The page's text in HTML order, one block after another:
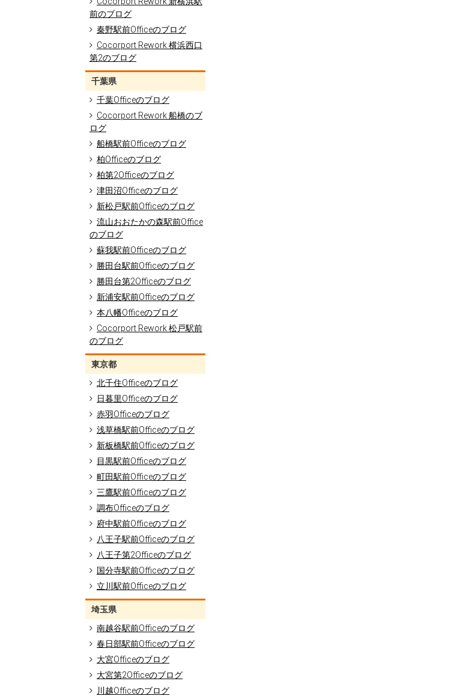
前のブログ
秦野駅前Officeのブログ
Cocorport Rework 横浜西口
第2のブログ
千葉県
千葉Officeのブログ
Cocorport Rework 船橋のブ
ログ
船橋駅前Officeのブログ
柏Officeのブログ
柏第2Officeのブログ
津田沼Officeのブログ
新松戸駅前Officeのブログ
流山おおたかの森駅前Office
のブログ
蘇我駅前Officeのブログ
勝田台駅前Officeのブログ
勝田台第2Officeのブログ
新浦安駅前Officeのブログ
本八幡Officeのブログ
Cocorport Rework 松戸駅前
のブログ
東京都
北千住Officeのブログ
日暮里Officeのブログ
赤羽Officeのブログ
浅草橋駅前Officeのブログ
新板橋駅前Officeのブログ
目黒駅前Officeのブログ
町田駅前Officeのブログ
三鷹駅前Officeのブログ
調布Officeのブログ
府中駅前Officeのブログ
八王子駅前Officeのブログ
八王子第2Officeのブログ
国分寺駅前Officeのブログ
立川駅前Officeのブログ
埼玉県
南越谷駅前Officeのブログ
春日部駅前Officeのブログ
大宮Officeのブログ
大宮第2Officeのブログ
川越Officeのブログ